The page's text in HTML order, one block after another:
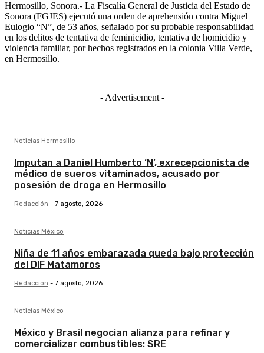
Hermosillo, Sonora.- La Fiscalía General de Justicia del Estado de
Sonora (FGJES) ejecutó una orden de aprehensión contra Miguel
Eulogio “N”, de 53 años, señalado por su probable responsabilidad
en los delitos de tentativa de feminicidio, tentativa de homicidio y
violencia familiar, por hechos registrados en la colonia Villa Verde,
en Hermosillo.
- Advertisement -
Noticias Hermosillo
Imputan a Daniel Humberto ‘N’, exrecepcionista de
médico de sueros vitaminados, acusado por
posesión de droga en Hermosillo
Redacción - 7 agosto, 2026
Noticias México
Niña de 11 años embarazada queda bajo protección
del DIF Matamoros
Redacción - 7 agosto, 2026
Noticias México
México y Brasil negocian alianza para refinar y
comercializar combustibles: SRE